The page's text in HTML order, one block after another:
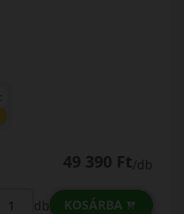
49 390 Ft/db
db KOSÁRBA